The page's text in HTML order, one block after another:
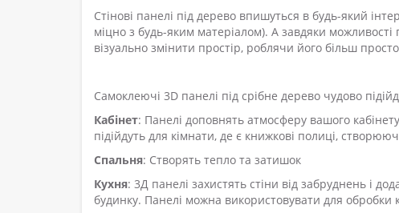
Стінові панелі під дерево впишуться в будь-який
міцно з будь-яким матеріалом). А завдяки
візуально змінити простір, роблячи його більш
Самоклеючі 3D панелі під срібне дерево чудово
Кабінет: Панелі доповнять атмосферу вашого
підійдуть для кімнати, де є книжкові полиці,
Спальня: Створять тепло та затишок
Кухня: 3Д панелі захистять стіни від забруднень і
будинку. Панелі можна використовувати для обробки